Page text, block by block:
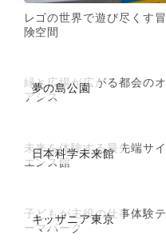
レゴの世界で遊び尽くす冒
険空間
夢の島公園
緑と広場が広がる都会のオ
アシス
日本科学未来館
未来を体験する最先端サイ
エンス館
キッザニア東京
子どもが主役の仕事体験テ
ーマパーク